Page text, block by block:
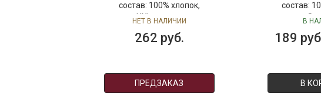
состав: 100% хлопок,
размер: XXL, цвет: антрацит
НЕТ В НАЛИЧИИ
262 руб.
ПРЕДЗАКАЗ
состав:
размер: S,
В
189
В